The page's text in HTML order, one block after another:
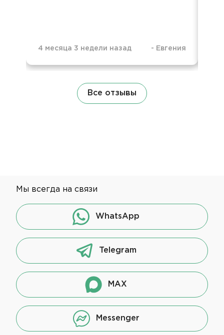
4 месяца 3 недели назад - Евгения
Все отзывы
Мы всегда на связи
WhatsApp
Telegram
MAX
Messenger